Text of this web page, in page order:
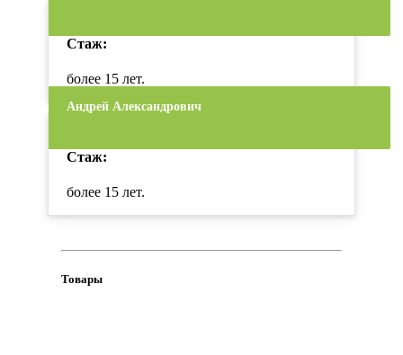
Стаж:
более 15 лет.
Андрей Александрович
Стаж:
более 15 лет.
Товары